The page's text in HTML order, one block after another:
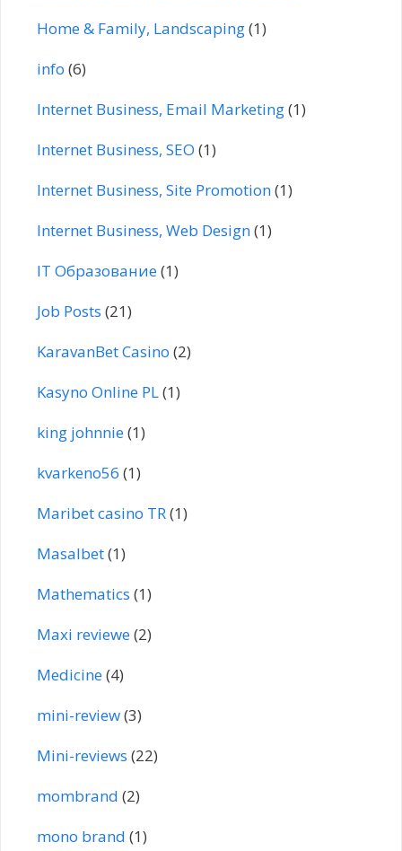
Home & Family, Landscaping(1)
info (6)
Internet Business, Email Marketing(1)
Internet Business, SEO (1)
Internet Business, Site Promotion(1)
Internet Business, Web Design(1)
IT Образование(1)
Job Posts (21)
KaravanBet Casino (2)
Kasyno Online PL(1)
king johnnie(1)
kvarkeno56 (1)
Maribet casino TR(1)
Masalbet(1)
Mathematics (1)
Maxi reviewe(2)
Medicine(4)
mini-review(3)
Mini-reviews (22)
mombrand (2)
mono brand (1)